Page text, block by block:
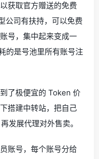
获取官方赠送的免费
公司有扶持，可以免费
号，集中起来变成一
的是号池里所有账号注
了极便宜的 Token 价
搭建中转站，把自己
发展代理对外售卖。
账号，每个账号分给